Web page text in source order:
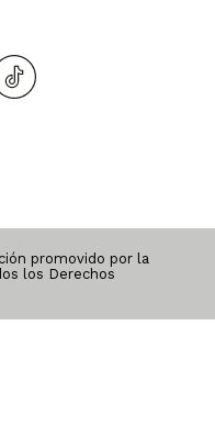
promovido por la
los Derechos